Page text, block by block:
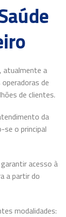
, atualmente a
de
de clientes.
da
se o principal
acesso à
a partir do
modalidades: